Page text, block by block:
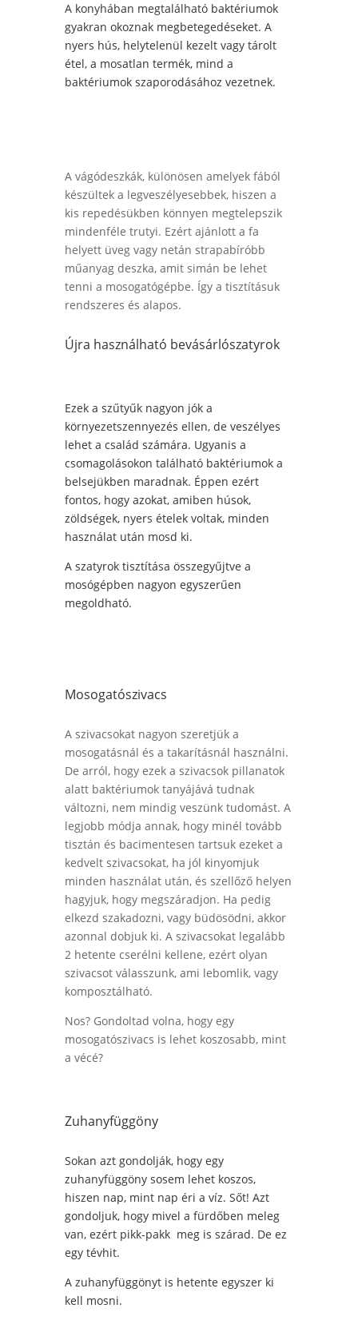
A konyhában megtalálható baktériumok
gyakran okoznak megbetegedéseket. A
nyers hús, helytelenül kezelt vagy tárolt
étel, a mosatlan termék, mind a
baktériumok szaporodásához vezetnek.
A vágódeszkák, különösen amelyek fából
készültek a legveszélyesebbek, hiszen a
kis repedésükben könnyen megtelepszik
mindenféle trutyi. Ezért ajánlott a fa
helyett üveg vagy netán strapabíróbb
műanyag deszka, amit simán be lehet
tenni a mosogatógépbe. Így a tisztításuk
rendszeres és alapos.
Újra használható bevásárlószatyrok
Ezek a szűtyűk nagyon jók a
környezetszennyezés ellen, de veszélyes
lehet a család számára. Ugyanis a
csomagolásokon található baktériumok a
belsejükben maradnak. Éppen ezért
fontos, hogy azokat, amiben húsok,
zöldségek, nyers ételek voltak, minden
használat után mosd ki.
A szatyrok tisztítása összegyűjtve a
mosógépben nagyon egyszerűen
megoldható.
Mosogatószivacs
A szivacsokat nagyon szeretjük a
mosogatásnál és a takarításnál használni.
De arról, hogy ezek a szivacsok pillanatok
alatt baktériumok tanyájává tudnak
változni, nem mindig veszünk tudomást. A
legjobb módja annak, hogy minél tovább
tisztán és bacimentesen tartsuk ezeket a
kedvelt szivacsokat, ha jól kinyomjuk
minden használat után, és szellőző helyen
hagyjuk, hogy megszáradjon. Ha pedig
elkezd szakadozni, vagy büdösödni, akkor
azonnal dobjuk ki. A szivacsokat legalább
2 hetente cserélni kellene, ezért olyan
szivacsot válasszunk, ami lebomlik, vagy
komposztálható.
Nos? Gondoltad volna, hogy egy
mosogatószivacs is lehet koszosabb, mint
a vécé?
Zuhanyfüggöny
Sokan azt gondolják, hogy egy
zuhanyfüggöny sosem lehet koszos,
hiszen nap, mint nap éri a víz. Sőt! Azt
gondoljuk, hogy mivel a fürdőben meleg
van, ezért pikk-pakk meg is szárad. De ez
egy tévhit.
A zuhanyfüggönyt is hetente egyszer ki
kell mosni.